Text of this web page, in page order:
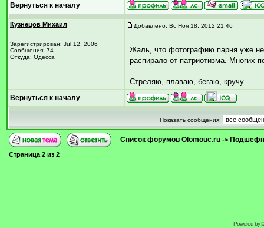
Вернуться к началу
Кузнецов Михаил
Зарегистрирован: Jul 12, 2006
Сообщения: 74
Откуда: Одесса
Добавлено: Вс Ноя 18, 2012 21:46
Жаль, что фотографию парня уже
распирало от патриотизма. Многих
Стреляю, плаваю, бегаю, кручу.
Вернуться к началу
Показать сообщения:
Список форумов Olomouc.ru ->
Страница 2 из 2
Powered by